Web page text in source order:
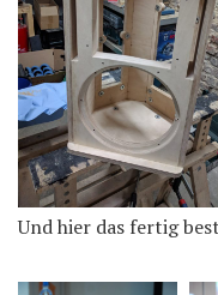
Und hier das fertig